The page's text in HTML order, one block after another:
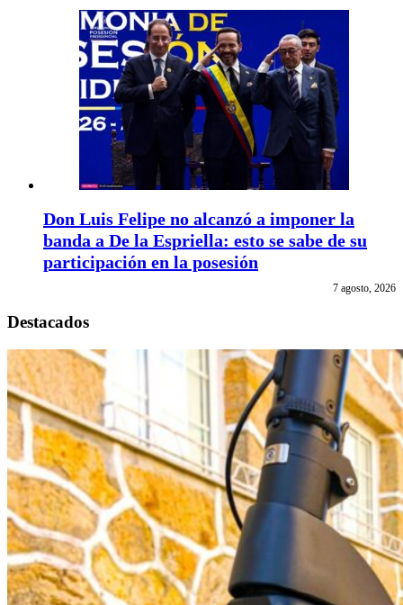
Don Luis Felipe no alcanzó a imponer la
banda a De la Espriella: esto se sabe de su
participación en la posesión
7 agosto, 2026
Destacados